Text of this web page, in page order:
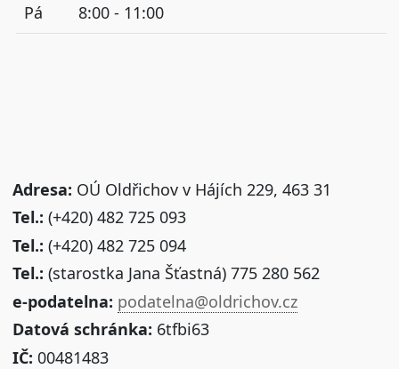
Pá
8:00 - 11:00
Adresa: OÚ Oldřichov v Hájích 229, 463 31
Tel.: (+420) 482 725 093
Tel.: (+420) 482 725 094
Tel.: (starostka Jana Šťastná) 775 280 562
e-podatelna: podatelna@oldrichov.cz
Datová schránka: 6tfbi63
IČ: 00481483